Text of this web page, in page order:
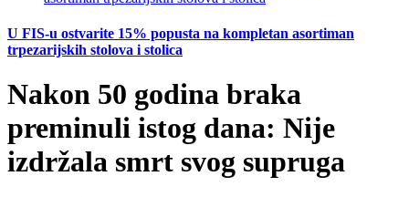
U FIS-u ostvarite 15% popusta na kompletan asortiman
trpezarijskih stolova i stolica
Nakon 50 godina braka
preminuli istog dana: Nije
izdržala smrt svog supruga